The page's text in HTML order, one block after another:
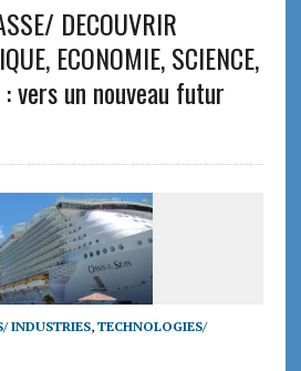
DECOUVRIR
ECONOMIE, SCIENCE,
: vers un nouveau futur
INDUSTRIES, TECHNOLOGIES/